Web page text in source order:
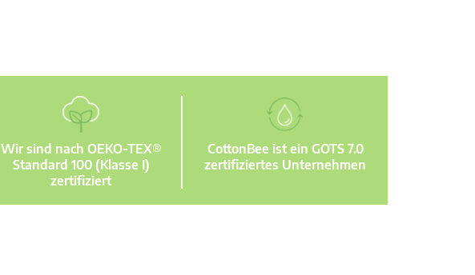
Wir sind nach OEKO-TEX®
Standard 100 (Klasse I)
zertifiziert
CottonBee ist ein GOTS 7.0
zertifiziertes Unternehmen